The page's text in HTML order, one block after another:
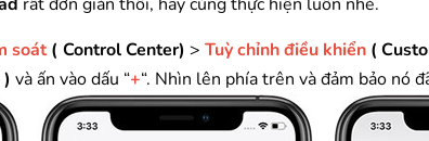
soát( Control Center) > Tuỳ chỉnh điều khiển (
) và ấn vào dấu “+“. Nhìn lên phía trên và đảm bảo nó